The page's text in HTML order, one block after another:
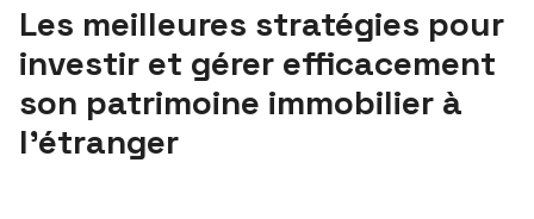
Les meilleures stratégies pour
investir et gérer efficacement
son patrimoine immobilier à
l’étranger